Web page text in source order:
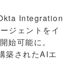
Integration
ジェントをイ
始可能に。
築されたAIエ